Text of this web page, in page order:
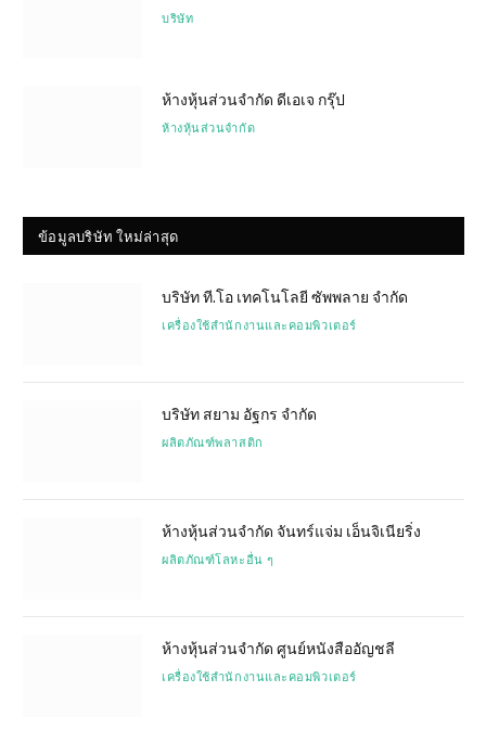
บริษัท
ห้างหุ้นส่วนจำกัด ดีเอเจ กรุ๊ป
ห้างหุ้นส่วนจำกัด
ข้อมูลบริษัท ใหม่ล่าสุด
บริษัท ที.โอ เทคโนโลยี ซัพพลาย จำกัด
เครื่องใช้สำนักงานและคอมพิวเตอร์
บริษัท สยาม อัฐกร จำกัด
ผลิตภัณฑ์พลาสติก
ห้างหุ้นส่วนจำกัด จันทร์แจ่ม เอ็นจิเนียริ่ง
ผลิตภัณฑ์โลหะอื่น ๆ
ห้างหุ้นส่วนจำกัด ศูนย์หนังสืออัญชลี
เครื่องใช้สำนักงานและคอมพิวเตอร์